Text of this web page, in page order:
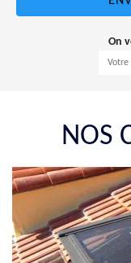
On
NOS